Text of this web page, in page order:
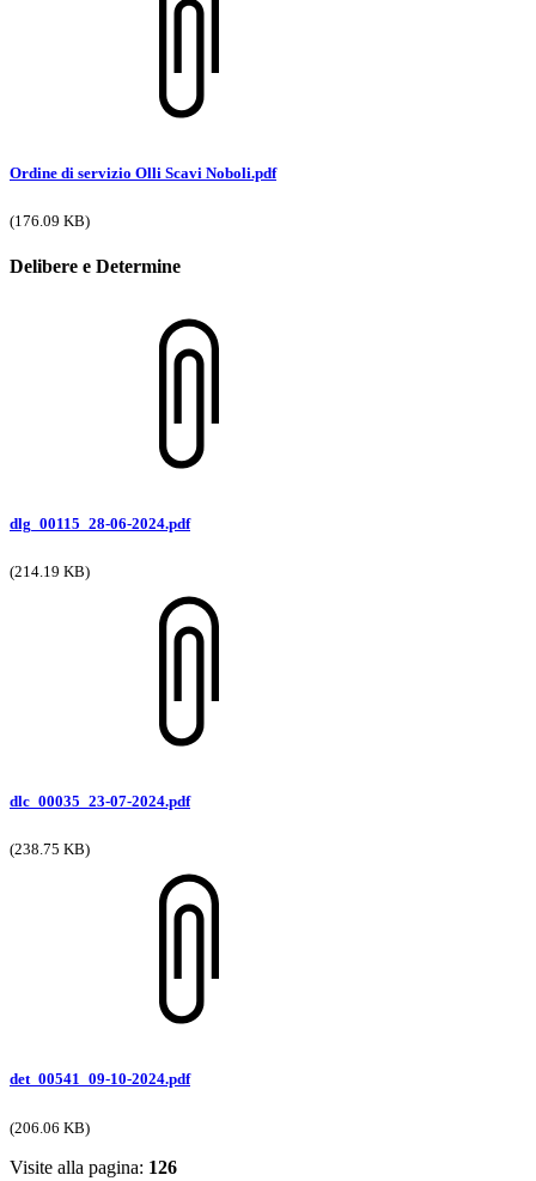
Ordine di servizio Olli Scavi Noboli.pdf
(176.09 KB)
Delibere e Determine
dlg_00115_28-06-2024.pdf
(214.19 KB)
dlc_00035_23-07-2024.pdf
(238.75 KB)
det_00541_09-10-2024.pdf
(206.06 KB)
Visite alla pagina: 126